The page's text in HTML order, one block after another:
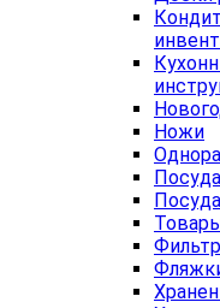
Ножи